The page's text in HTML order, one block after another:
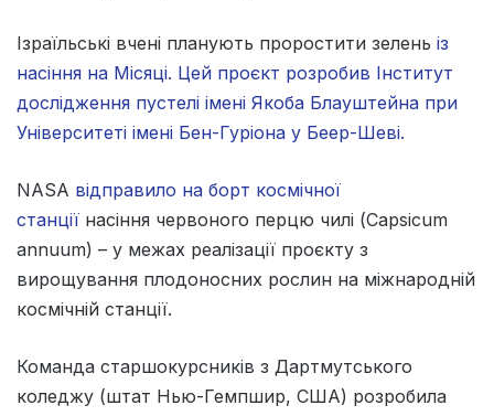
Ізраїльські вчені планують проростити зелень із
насіння на Місяці. Цей проєкт розробив Інститут
дослідження пустелі імені Якоба Блауштейна при
Університеті імені Бен-Гуріона у Беер-Шеві.
NASA відправило на борт космічної
станції насіння червоного перцю чилі (Capsicum
annuum) – у межах реалізації проєкту з
вирощування плодоносних рослин на міжнародній
космічній станції.
Команда старшокурсників з Дартмутського
коледжу (штат Нью-Гемпшир, США) розробила